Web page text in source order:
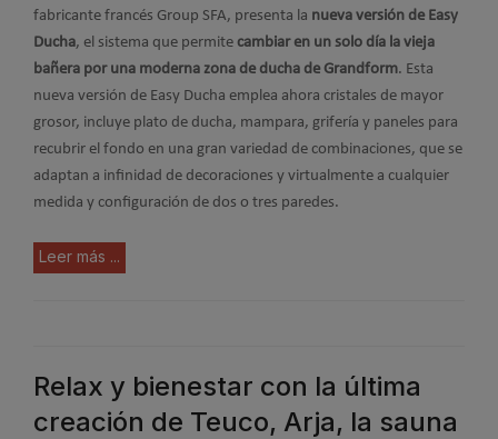
fabricante francés Group SFA, presenta la nueva versión de Easy
Ducha, el sistema que permite cambiar en un solo día la vieja
bañera por una moderna zona de ducha de Grandform. Esta
nueva versión de Easy Ducha emplea ahora cristales de mayor
grosor, incluye plato de ducha, mampara, grifería y paneles para
recubrir el fondo en una gran variedad de combinaciones, que se
adaptan a infinidad de decoraciones y virtualmente a cualquier
medida y configuración de dos o tres paredes.
Leer más ...
Relax y bienestar con la última
creación de Teuco, Arja, la sauna